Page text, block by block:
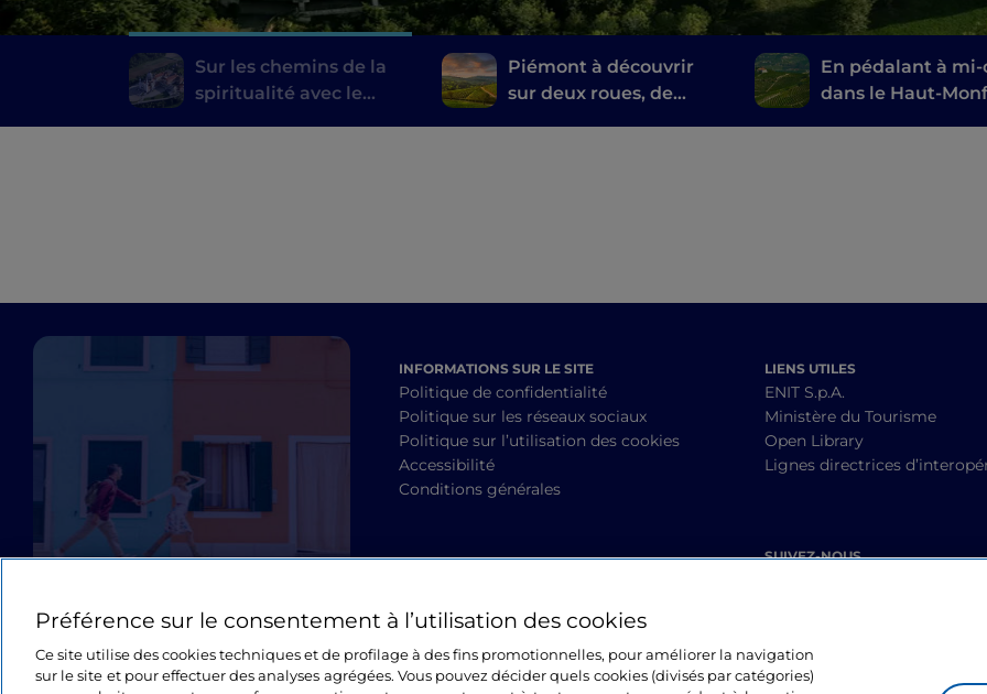
Sur les chemins de la
spiritualité avec le
Piémont à découvrir
sur deux roues, de
En pédalant à
dans le Haut-
INFORMATIONS SUR LE SITE
Politique de confidentialité
Politique sur les réseaux sociaux
Politique sur l’utilisation des cookies
Accessibilité
Conditions générales
LIENS UTILES
ENIT S.p.A.
Ministère du Tourisme
Open Library
Lignes directrices
SUIVEZ-NOUS
Préférence sur le consentement à l’utilisation des cookies
Ce site utilise des cookies techniques et de profilage à des fins promotionnelles, pour améliorer la navigation
sur le site et pour effectuer des analyses agrégées. Vous pouvez décider quels cookies (divisés par catégories)